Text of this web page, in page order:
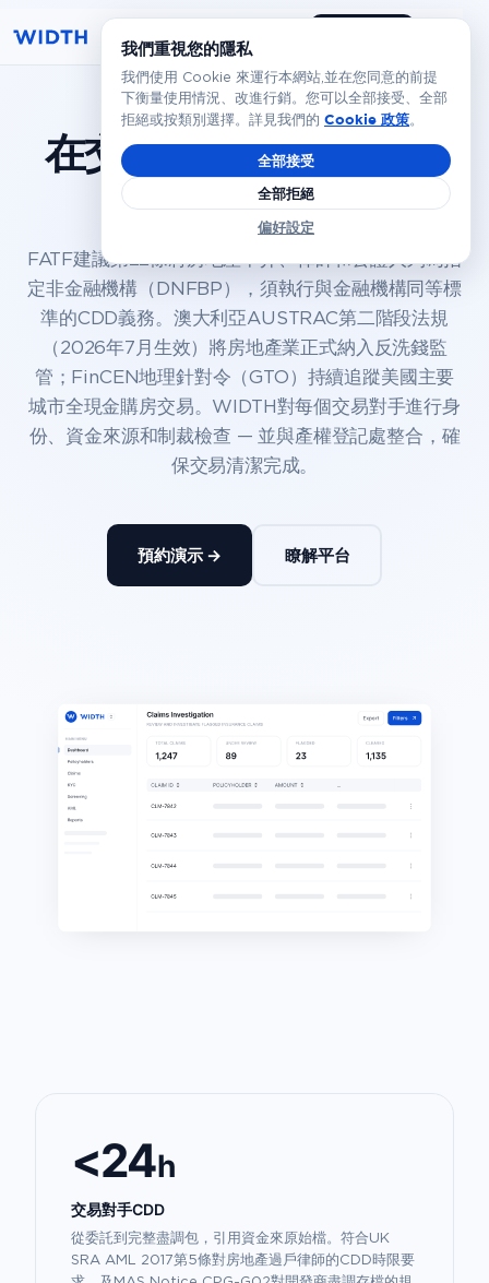
繁體
在交易完成前驗證買賣
雙方
FATF建議第22條將房地產中介、律師和公證人列為指
定非金融機構（DNFBP），須執行與金融機構同等標
準的CDD義務。澳大利亞AUSTRAC第二階段法規
（2026年7月生效）將房地產業正式納入反洗錢監
管；FinCEN地理針對令（GTO）持續追蹤美國主要
城市全現金購房交易。WIDTH對每個交易對手進行身
份、資金來源和制裁檢查 — 並與產權登記處整合，確
保交易清潔完成。
預約演示 → 瞭解平台
<24h
交易對手CDD
從委託到完整盡調包，引用資金來原始檔。符合UK
SRA AML 2017第5條對房地產過戶律師的CDD時限要
我們重視您的隱私
我們使用 Cookie 來運行本網站,並在您同意的前提
下衡量使用情況、改進行銷。您可以全部接受、全部
拒絕或按類別選擇。詳見我們的 Cookie 政策。
全部接受
全部拒絕
偏好設定